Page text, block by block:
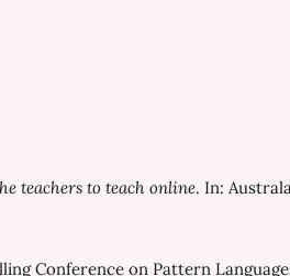
teachers to teach online. In:
Conference on Pattern